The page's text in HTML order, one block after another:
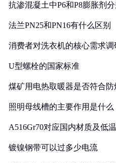
抗渗混凝土中P6和P8膨胀剂
法兰PN25和PN16有什么区别
消费者对洗衣机的核心需求调
U型螺栓的国家标准
煤矿用电热取暖器是否符合
照明母线槽的主要作用是什么
A516Gr70对应国内材质及低
镀镍钢带可以过多少电流